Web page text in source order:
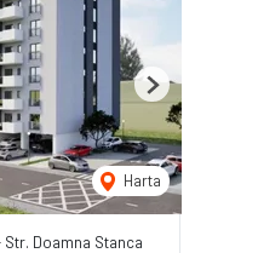
Harta
Next
Doamna Stanca